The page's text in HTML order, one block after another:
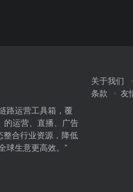
路运营工具箱，覆
的运营、直播、广告
合行业资源，降低
球生意更高效。”
关于我们
条款
友